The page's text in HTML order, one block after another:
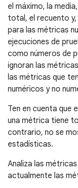
el máximo, la
total, el recuento
para las métricas
ejecuciones de
como números de
ignoran las
las métricas que
numéricos y no
Ten en cuenta que
una métrica tiene
contrario, no se
estadísticas.
Analiza las
actualmente las